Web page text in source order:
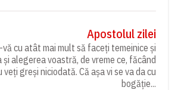
Apostolul zilei
cu atât mai mult să faceți temeinice și
și alegerea voastră, de vreme ce, făcând
veți greși niciodată. Că așa vi se va da cu
bogăție...